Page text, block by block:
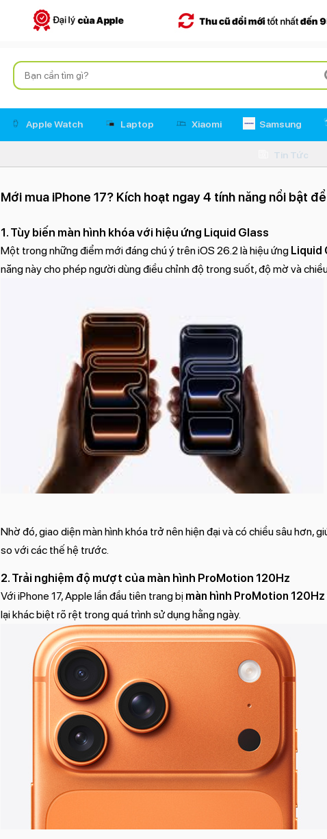
Apple Watch Laptop Xiaomi Samsung
Tin Tức
Mới mua iPhone 17? Kích hoạt ngay 4 tính năng nổi bật
1. Tùy biến màn hình khóa với hiệu ứng Liquid Glass
Một trong những điểm mới đáng chú ý trên iOS 26.2 là hiệu ứng Liquid
năng này cho phép người dùng điều chỉnh độ trong suốt, độ mờ và
Nhờ đó, giao diện màn hình khóa trở nên hiện đại và có chiều sâu hơn,
so với các thế hệ trước.
2. Trải nghiệm độ mượt của màn hình ProMotion 120Hz
Với iPhone 17, Apple lần đầu tiên trang bị màn hình ProMotion 120Hz
lại khác biệt rõ rệt trong quá trình sử dụng hằng ngày.